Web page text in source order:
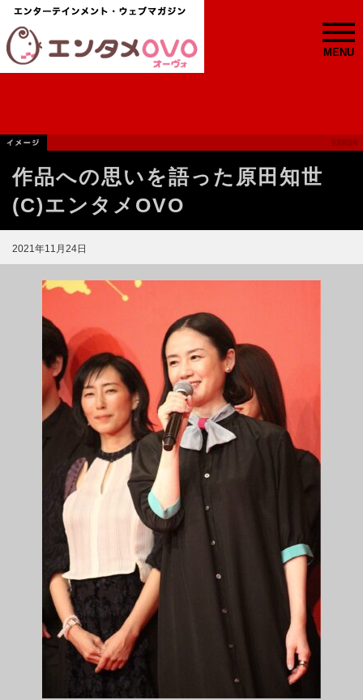
MENU
作品への思いを語った原田知世
(C)エンタメOVO
2021年11月24日